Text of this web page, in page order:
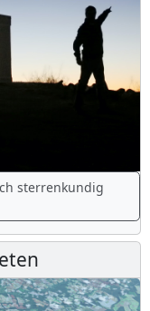
sterrenkundig